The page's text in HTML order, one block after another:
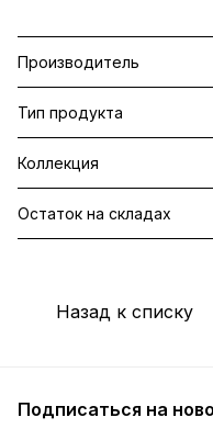
Производитель
Тип продукта
Коллекция
Остаток на складах
Назад к списку
Подписаться на